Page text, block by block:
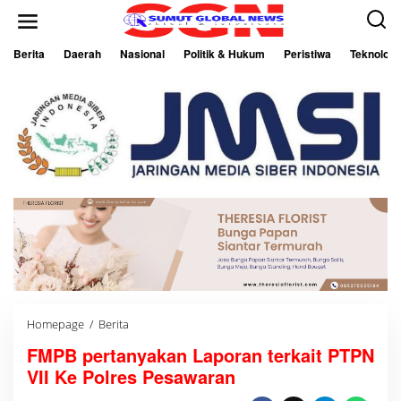
Berita Daerah Nasional Politik & Hukum Peristiwa Teknologi
Homepage / Berita
P
B
p
FMPB pertanyakan Laporan terkait PTPN
VII Ke Polres Pesawaran